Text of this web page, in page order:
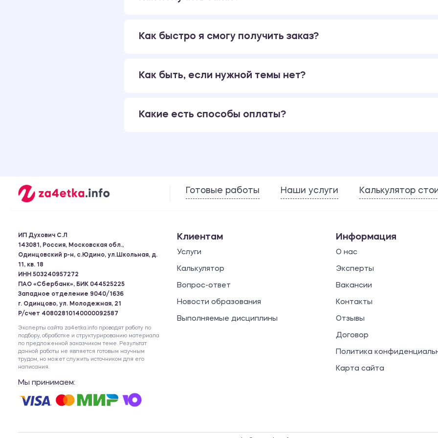
Как быстро я смогу получить заказ?
Как быть, если нужной темы нет?
Какие есть способы оплаты?
Готовые работы Наши услуги Калькулятор
ИП Духович С.Л
143081, Россия, Московская обл.,
Одинцовский р-н, с.Юдино, ул.Школьная, д.
11, кв. 18
ИНН 503240957272
ПАО «Сбербанк», БИК 044525225
Западное отделение 9040/1636
г. Одинцово, ул. Молодежная, 21
Р/счет 40802810140000092587
Эксперты сайта za4etka.info проводят работу по
подбору, обработке и структурированию материала
по предложенной заказчиком теме. Результат
данной работы не является готовым научным
трудом, но может служить источником для его
написания.
Мы принимаем:
Клиентам
Услуги
Калькулятор
Вопрос-ответ
Новости образования
Выполняемые дисциплины
Информация
О нас
Эксперты
Вакансии
Контакты
Отзывы
Договор
Политика
Карта сайта